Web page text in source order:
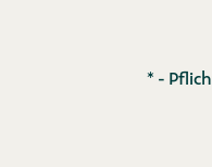
* -